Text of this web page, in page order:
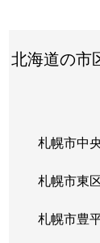
北海道の市
札幌市中
札幌市東
札幌市豊